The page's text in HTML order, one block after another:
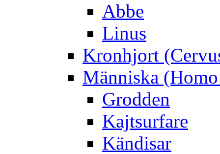
Abbe
Linus
Kronhjort
Människa
Grodden
Kajtsurfare
Kändisar